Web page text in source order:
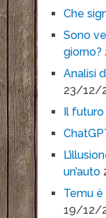
Che
Sono
giorno?
Analisi
23/12/
Il
un’auto
Temu
19/12/